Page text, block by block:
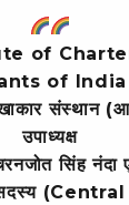
of
of India
संस्थान
उपाध्यक्ष
सिंह नंदा
सदस्य